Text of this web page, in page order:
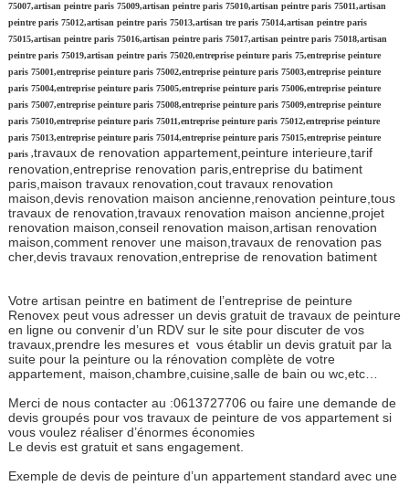
75007,artisan peintre paris 75009,artisan peintre paris 75010,artisan peintre paris 75011,artisan
peintre paris 75012,artisan peintre paris 75013,artisan tre paris 75014,artisan peintre paris
75015,artisan peintre paris 75016,artisan peintre paris 75017,artisan peintre paris 75018,artisan
peintre paris 75019,artisan peintre paris 75020,entreprise peinture paris 75,entreprise peinture
paris 75001,entreprise peinture paris 75002,entreprise peinture paris 75003,entreprise peinture
paris 75004,entreprise peinture paris 75005,entreprise peinture paris 75006,entreprise peinture
paris 75007,entreprise peinture paris 75008,entreprise peinture paris 75009,entreprise peinture
paris 75010,entreprise peinture paris 75011,entreprise peinture paris 75012,entreprise peinture
paris 75013,entreprise peinture paris 75014,entreprise peinture paris 75015,entreprise peinture
paris ,travaux de renovation appartement,peinture interieure,tarif
renovation,entreprise renovation paris,entreprise du batiment
paris,maison travaux renovation,cout travaux renovation
maison,devis renovation maison ancienne,renovation peinture,tous
travaux de renovation,travaux renovation maison ancienne,projet
renovation maison,conseil renovation maison,artisan renovation
maison,comment renover une maison,travaux de renovation pas
cher,devis travaux renovation,entreprise de renovation batiment
Votre artisan peintre en batiment de l’entreprise de peinture
Renovex peut vous adresser un devis gratuit de travaux de peinture
en ligne ou convenir d’un RDV sur le site pour discuter de vos
travaux,prendre les mesures et vous établir un devis gratuit par la
suite pour la peinture ou la rénovation complète de votre
appartement, maison,chambre,cuisine,salle de bain ou wc,etc…
Merci de nous contacter au :0613727706 ou faire une demande de
devis groupés pour vos travaux de peinture de vos appartement si
vous voulez réaliser d’énormes économies
Le devis est gratuit et sans engagement.
Exemple de devis de peinture d’un appartement standard avec une